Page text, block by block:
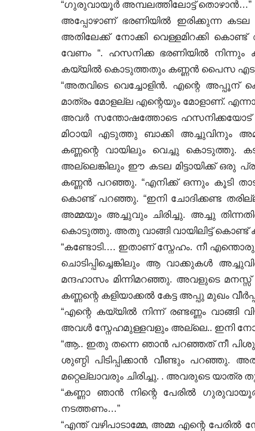
“ഗുരുവായൂർ അമ്പലത്തിലോട്ട് തൊഴാൻ…”
അപ്പോഴാണ് ഭരണിയിൽ ഇരിക്കുന്ന
അതിലേക്ക് നോക്കി വെള്ളമിറക്കി
വേണം “. ഹസനിക്ക ഭരണിയിൽ നിന്നും
കയ്യിൽ കൊടുത്തതും കണ്ണൻ പൈസ എടുത്തു
“അതവിടെ വെച്ചോളിൻ. എന്റെ അപ്പൂന്
മാത്രം മോളല്ല എന്റെയും മോളാണ്.
അവർ സന്തോഷത്തോടെ ഹസനിക്കയോട്
മിഠായി എടുത്തു ബാക്കി അച്ചുവിനും
കണ്ണന്റെ വായിലും വെച്ചു കൊടുത്തു.
അല്ലെങ്കിലും ഈ കടല മിട്ടായിക്ക് ഒരു
കണ്ണൻ പറഞ്ഞു. “എനിക്ക് ഒന്നും കൂടി
കൊണ്ട് പറഞ്ഞു. “ഇനി ചോദിക്കണ്ട
അമ്മയും അച്ചുവും ചിരിച്ചു. അച്ചു
കൊടുത്തു. അതു വാങ്ങി വായിലിട്ട്
“കണ്ടോടി…. ഇതാണ് സ്നേഹം. നീ എന്തൊരു
ചൊടിപ്പിച്ചെങ്കിലും ആ വാക്കുകൾ
മന്ദഹാസം മിന്നിമറഞ്ഞു. അവളുടെ
കണ്ണന്റെ കളിയാക്കൽ കേട്ട അപ്പു മുഖം
“എന്റെ കയ്യിൽ നിന്ന് രണ്ടണ്ണം വാങ്ങി
അവൾ സ്നേഹമുള്ളവളും അല്ലെ.. ഇനി
“ആ.. ഇതു തന്നെ ഞാൻ പറഞ്ഞത് നീ
ശുണ്ഠി പിടിപ്പിക്കാൻ വീണ്ടും
മറ്റെല്ലാവരും ചിരിച്ചു. . അവരുടെ
“കണ്ണാ ഞാൻ നിന്റെ പേരിൽ
നടത്തണം…”
“എന്ത് വഴിപാടാമ്മേ, അമ്മ എന്റെ പേരിൽ